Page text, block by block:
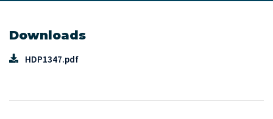
Downloads
HDP1347.pdf